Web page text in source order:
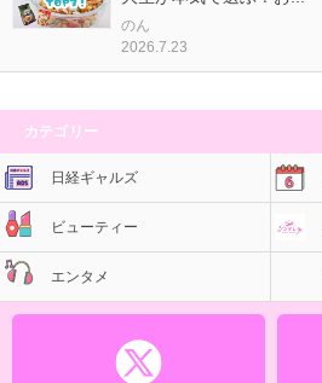
のん
2026.7.23
カテゴリー
日経ギャルズ
ビューティー
エンタメ